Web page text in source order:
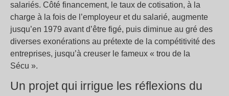
salariés. Côté financement, le taux de cotisation, à la
charge à la fois de l’employeur et du salarié, augmente
jusqu’en 1979 avant d’être figé, puis diminue au gré des
diverses exonérations au prétexte de la compétitivité des
entreprises, jusqu’à creuser le fameux « trou de la
Sécu ».
Un projet qui irrigue les réflexions du